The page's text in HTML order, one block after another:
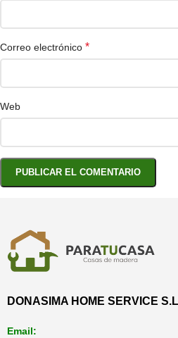
Correo electrónico *
Web
DONASIMA HOME SERVICE
Email: